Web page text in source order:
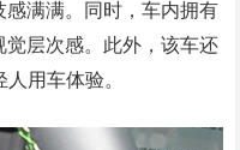
满满。同时，车内拥有
层次感。此外，该车还
用车体验。